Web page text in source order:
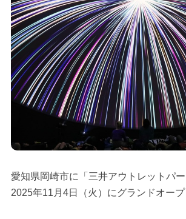
愛知県岡崎市に「三井アウトレットパー
2025年11月4日（火）にグランドオープ